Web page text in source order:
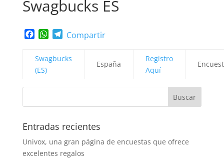
Swagbucks ES
Facebook
WhatsApp
Telegram
Compartir
Swagbucks
(ES)
España
Registro
Aquí
Entradas recientes
Univox, una gran página de encuestas que ofrece
excelentes regalos